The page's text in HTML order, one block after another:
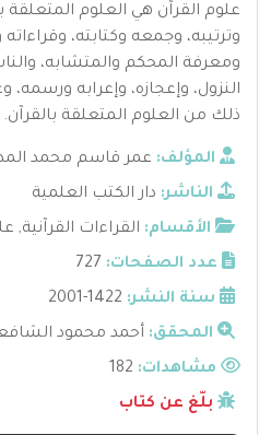
علوم القرآن هي العلوم المتعلقة
وترتيبه، وجمعه وكتابته،
ومعرفة المحكم والمتشابه،
النزول، وإعجازه، وإعرابه ورسمه،
ذلك من العلوم المتعلقة بالقرآن.
المؤلف: عمر قاسم محمد
الناشر: دار الكتب العلمية
الأقسام: القراءات القرآنية,
عدد الصفحات: 727
سنة النشر: 1422-2001
المحقق: أحمد محمود
مشاهدات:
بلّغ عن كتاب